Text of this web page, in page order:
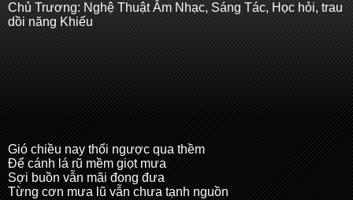
Chủ Trương: Nghệ Thuật Âm Nhạc, Sáng Tác, Học hỏi, trau
dồi năng Khiếu
Gió chiều nay thổi ngược qua thềm
Để cánh lá rũ mềm giọt mưa
Sợi buồn vẫn mãi đong đưa
Từng cơn mưa lũ vẫn chưa tạnh nguồn